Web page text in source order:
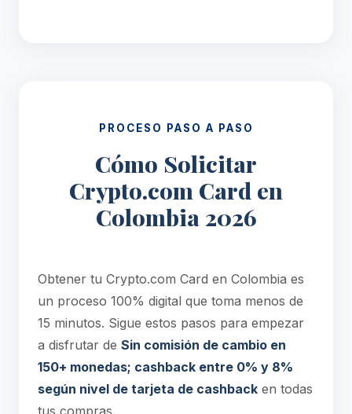
PROCESO PASO A PASO
Cómo Solicitar
Crypto.com Card en
Colombia 2026
Obtener tu Crypto.com Card en Colombia es
un proceso 100% digital que toma menos de
15 minutos. Sigue estos pasos para empezar
a disfrutar de Sin comisión de cambio en
150+ monedas; cashback entre 0% y 8%
según nivel de tarjeta de cashback en todas